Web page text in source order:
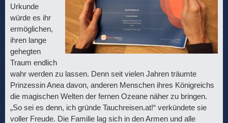
Urkunde
würde es ihr
ermöglichen,
ihren lange
gehegten
Traum endlich
wahr werden zu lassen. Denn seit vielen Jahren träumte
Prinzessin Anea davon, anderen Menschen ihres Königreichs
die magischen Welten der fernen Ozeane näher zu bringen.
„So sei es denn, ich gründe Tauchreisen.at!“ verkündete sie
voller Freude. Die Familie lag sich in den Armen und alle